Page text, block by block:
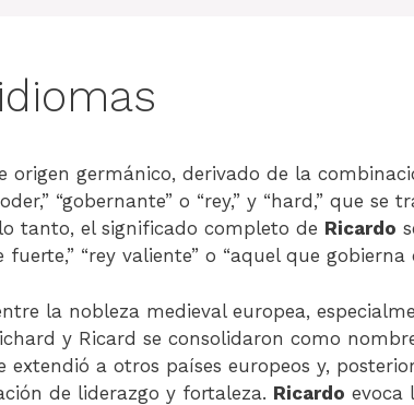
origen germánico, derivado de la
“gobernante” o “rey,” y “hard,” que se
lo tanto, el significado completo de Ricardo
“rey valiente” o “aquel que gobierna
la nobleza medieval europea,
y Ricard se consolidaron como
a otros países europeos y,
de liderazgo y fortaleza. Ricardo evoca